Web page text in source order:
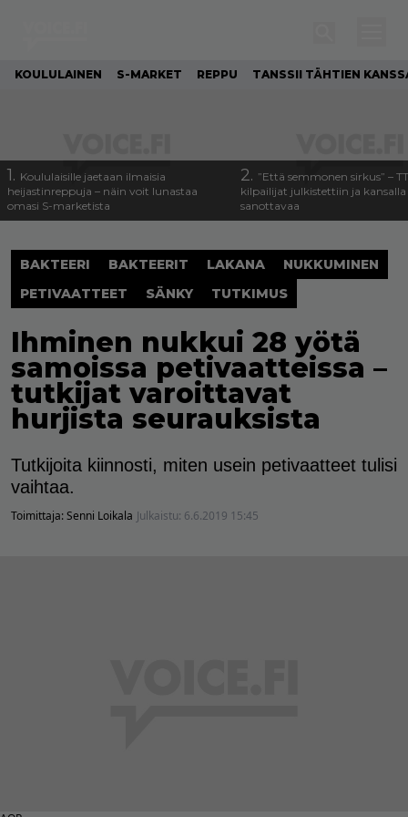
KOULULAINEN S-MARKET REPPU TANSSII TÄHTIEN
1. Koululaisille jaetaan ilmaisia
heijastinreppuja – näin voit lunastaa
omasi S-marketista
2. ”Että semmonen sirkus” –
kilpailijat julkistettiin ja
sanottavaa
BAKTEERI BAKTEERIT LAKANA
NUKKUMINEN
PETIVAATTEET
SÄNKY TUTKIMUS
Ihminen nukkui 28 yötä
samoissa petivaatteissa –
tutkijat varoittavat
hurjista seurauksista
Tutkijoita kiinnosti, miten usein petivaatteet tulisi
vaihtaa.
Toimittaja:Senni Loikala Julkaistu: 6.6.2019 15:45